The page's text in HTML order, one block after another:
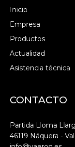
Inicio
Empresa
Productos
Actualidad
Asistencia técnica
CONTACTO
Partida Lloma
46119 Náquera -